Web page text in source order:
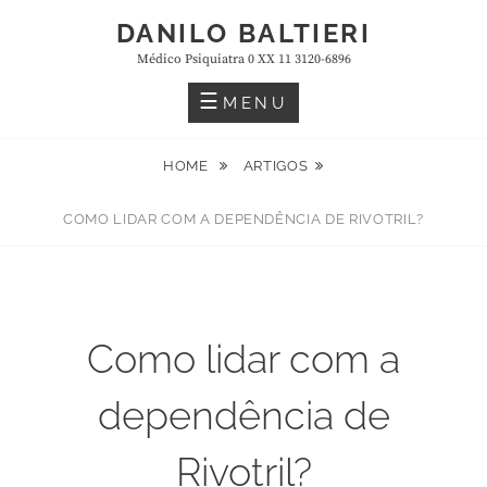
DANILO BALTIERI
Médico Psiquiatra 0 XX 11 3120-6896
MENU
HOME ARTIGOS
COMO LIDAR COM A DEPENDÊNCIA DE RIVOTRIL?
Como lidar com a
dependência de
Rivotril?